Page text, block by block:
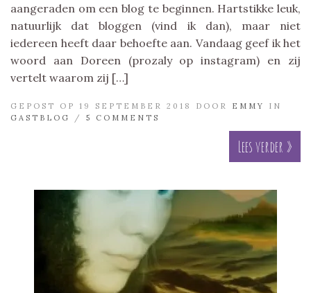
aangeraden om een blog te beginnen. Hartstikke leuk,
natuurlijk dat bloggen (vind ik dan), maar niet
iedereen heeft daar behoefte aan. Vandaag geef ik het
woord aan Doreen (prozaly op instagram) en zij
vertelt waarom zij […]
GEPOST OP 19 SEPTEMBER 2018 DOOR EMMY
IN
GASTBLOG
/ 5 COMMENTS
Lees verder »